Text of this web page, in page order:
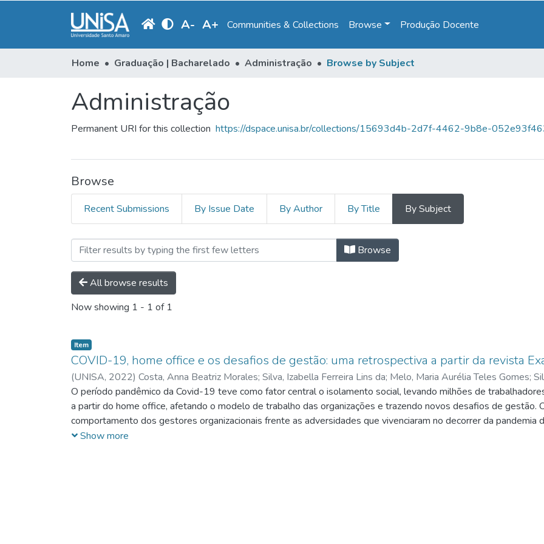
A- A+ Communities & Collections Browse Produção Docente
Home Graduação | Bacharelado Administração Browse by Subject
Administração
Permanent URI for this collection https://dspace.unisa.br/collections/15693d4b-2d7f-4462-9b8e-
Browse
Recent Submissions By Issue Date By Author By Title By Subject
Browsing Administração by Subject "Cultura Organizacional"
Browse
All browse results
Now showing 1 - 1 of 1
Item
COVID-19, home office e os desafios de gestão: uma retrospectiva a partir da revista
(UNISA, 2022) Costa, Anna Beatriz Morales; Silva, Izabella Ferreira Lins da; Melo, Maria Aurélia Teles Gomes;
O período pandêmico da Covid-19 teve como fator central o isolamento social, levando milhões de
a partir do home office, afetando o modelo de trabalho das organizações e trazendo novos desafios de
comportamento dos gestores organizacionais frente as adversidades que vivenciaram no decorrer da
“Quais foram as principais medidas de gestão adotadas para enfrentar os desafios do trabalho remoto?”
autonomia das equipes, estímulo ao pensamento de “dono” e orientar a atuação com foco no cliente.
remoto evoluiu de medidas para garantir a execução do trabalho aos cuidados com saúde e bem-estar dos
Show more